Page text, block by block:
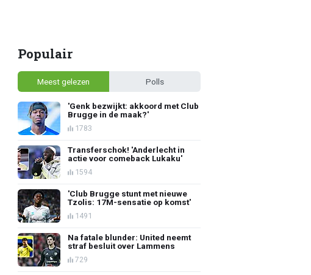
Populair
Meest gelezen Polls
'Genk bezwijkt: akkoord met Club
Brugge in de maak?'
1783
Transferschok! 'Anderlecht in
actie voor comeback Lukaku'
1594
'Club Brugge stunt met nieuwe
Tzolis: 17M-sensatie op komst'
1491
Na fatale blunder: United neemt
straf besluit over Lammens
729